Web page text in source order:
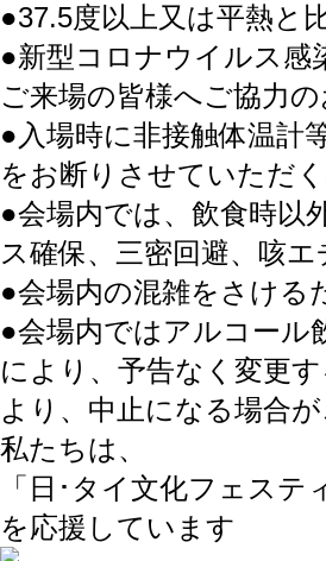
●37.5度以上又は平熱と
●新型コロナウイルス感
ご来場の皆様へご協力
●入場時に非接触体温計
をお断りさせていただ
●会場内では、飲食時以
ス確保、三密回避、咳
●会場内の混雑をさける
●会場内ではアルコール
により、予告なく変更
より、中止になる場合
私たちは、
「日･タイ文化フェステ
を応援しています